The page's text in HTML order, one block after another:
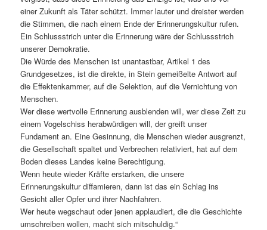
einer Zukunft als Täter schützt. Immer lauter und dreister werden
die Stimmen, die nach einem Ende der Erinnerungskultur rufen.
Ein Schlussstrich unter die Erinnerung wäre der Schlussstrich
unserer Demokratie.
Die Würde des Menschen ist unantastbar, Artikel 1 des
Grundgesetzes, ist die direkte, in Stein gemeißelte Antwort auf
die Effektenkammer, auf die Selektion, auf die Vernichtung von
Menschen.
Wer diese wertvolle Erinnerung ausblenden will, wer diese Zeit zu
einem Vogelschiss herabwürdigen will, der greift unser
Fundament an. Eine Gesinnung, die Menschen wieder ausgrenzt,
die Gesellschaft spaltet und Verbrechen relativiert, hat auf dem
Boden dieses Landes keine Berechtigung.
Wenn heute wieder Kräfte erstarken, die unsere
Erinnerungskultur diffamieren, dann ist das ein Schlag ins
Gesicht aller Opfer und ihrer Nachfahren.
Wer heute wegschaut oder jenen applaudiert, die die Geschichte
umschreiben wollen, macht sich mitschuldig.“